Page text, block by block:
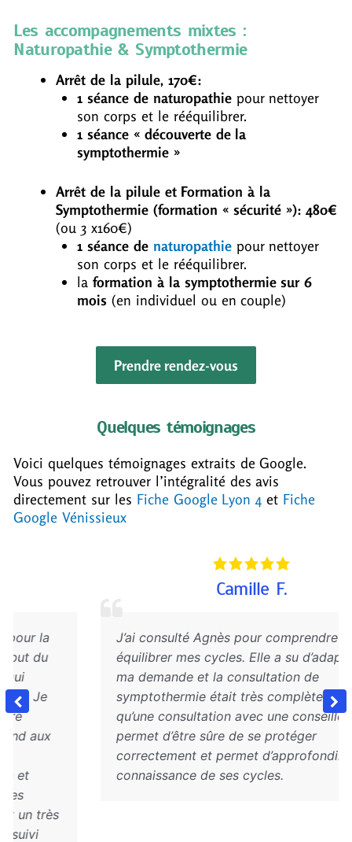
Les accompagnements mixtes :
Naturopathie & Symptothermie
Arrêt de la pilule, 170€:
1 séance de naturopathiepour nettoyer
son corps et le rééquilibrer.
1 séance « découverte de la
symptothermie »
Arrêt de la pilule et Formation à la
Symptothermie (formation « sécurité »): 480€
(ou 3 x160€)
1 séance de naturopathie pour nettoyer
son corps et le rééquilibrer.
laformation à la symptothermie sur 6
mois (en individuel ou en couple)
Prendre rendez-vous
Quelques témoignages
Voici quelques témoignages extraits de Google.
Vous pouvez retrouver l’intégralité des avis
directement sur les Fiche Google Lyon 4 et Fiche
Google Vénissieux
Camille F.
J’ai consulté Agnès pour comprendre et
équilibrer mes cycles. Elle a su d’adapter à
ma demande et la consultation de
symptothermie était très complète. Je pense
qu’une consultation avec une conseillère
permet d’être sûre de se protéger
correctement et permet d’approfondir la
connaissance de ses cycles.